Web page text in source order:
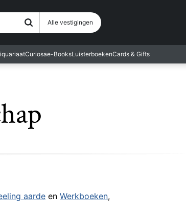
Alle vestigingen Vestiging
Curiosae-BooksLuisterboekenCards & Gifts
aarde en Werkboeken,